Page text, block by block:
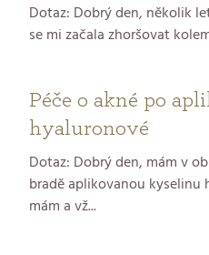
Dotaz: Dobrý den, několik
se mi začala zhoršovat
Péče o akné po
hyaluronové
Dotaz: Dobrý den, mám v
bradě aplikovanou kyselinu
mám a vž...